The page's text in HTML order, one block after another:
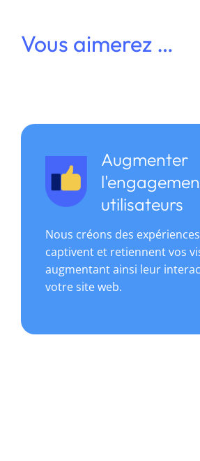
Vous aimerez …
Augmenter
utilisateurs
Nous créons des
captivent et retiennent vos
augmentant ainsi leur
votre site web.